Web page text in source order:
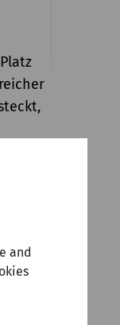
and
in d-